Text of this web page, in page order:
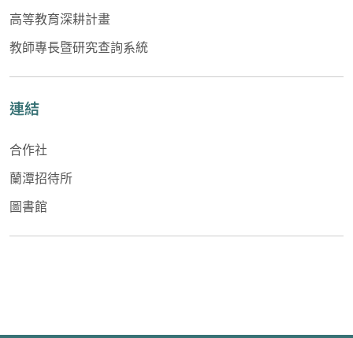
高等教育深耕計畫
教師專長暨研究查詢系統
連結
合作社
蘭潭招待所
圖書館